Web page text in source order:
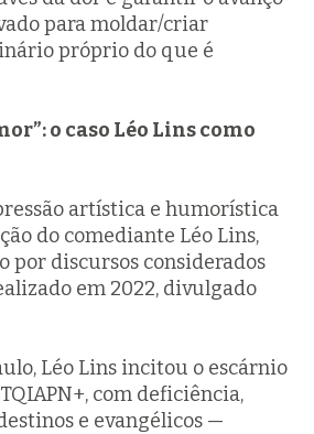
para moldar/criar
próprio do que é
o caso Léo Lins como
artística e humorística
do comediante Léo Lins,
por discursos considerados
em 2022, divulgado
Léo Lins incitou o escárnio
com deficiência,
e evangélicos —